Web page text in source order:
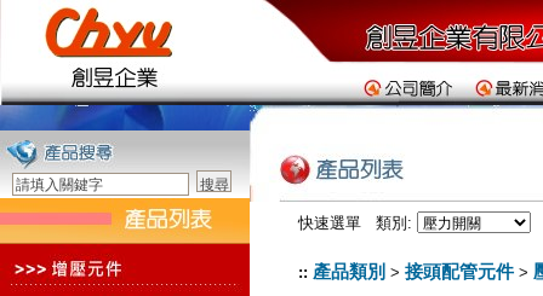
快速選單 類別:
:: 產品類別 > 接頭配管元件 >